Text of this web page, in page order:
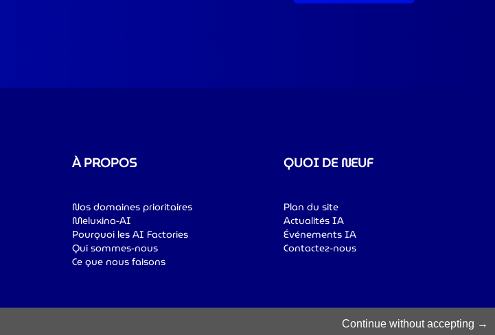
À PROPOS
Nos domaines prioritaires
Meluxina-AI
Pourquoi les AI Factories
Qui sommes-nous
Ce que nous faisons
QUOI DE NEUF
Plan du site
Actualités IA
Événements IA
Contactez-nous
© 2025 Luxinnovation. All RightsContinue without accepting